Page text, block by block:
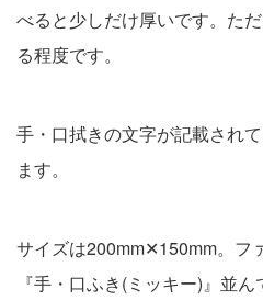
べると少しだけ厚いです。た
る程度です。
手・口拭きの文字が記載され
ます。
サイズは200mm✕150mm。フ
『手・口ふき(ミッキー)』並ん